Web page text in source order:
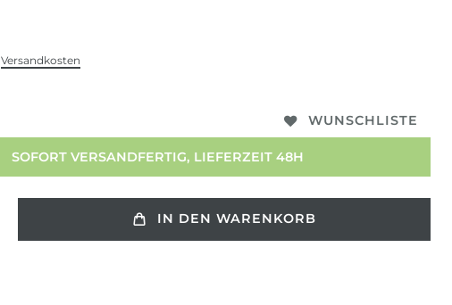
Versandkosten
WUNSCHLISTE
SOFORT VERSANDFERTIG, LIEFERZEIT 48H
IN DEN WARENKORB